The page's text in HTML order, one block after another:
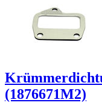
(1876671M2)